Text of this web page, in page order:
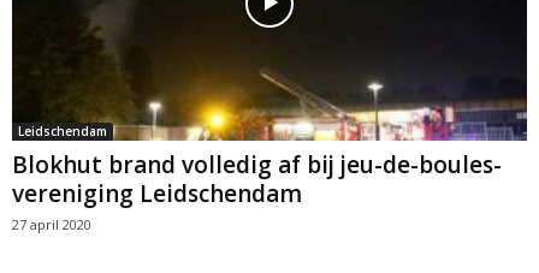
Leidschendam
Blokhut brand volledig af bij jeu-de-boules-
vereniging Leidschendam
27 april 2020